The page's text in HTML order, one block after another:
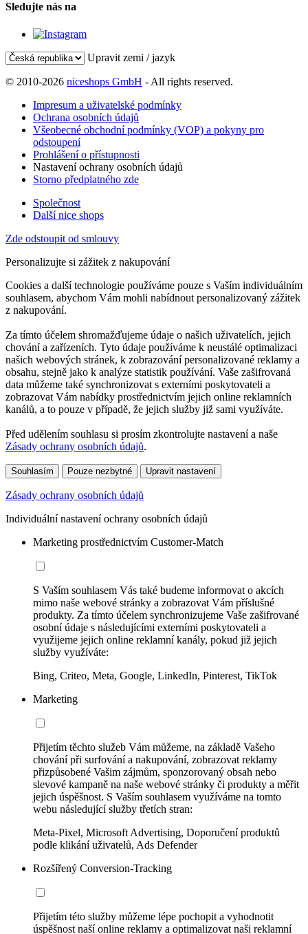
Sledujte nás na
Upravit zemi / jazyk
© 2010-2026 niceshops GmbH - All rights reserved.
Impresum a uživatelské podmínky
Ochrana osobních údajů
Všeobecné obchodní podmínky (VOP) a pokyny pro
odstoupení
Prohlášení o přístupnosti
Nastavení ochrany osobních údajů
Storno předplatného zde
Společnost
Další nice shops
Zde odstoupit od smlouvy
Personalizujte si zážitek z nakupování
Cookies a další technologie používáme pouze s Vaším individuálním
souhlasem, abychom Vám mohli nabídnout personalizovaný zážitek
z nakupování.
Za tímto účelem shromažďujeme údaje o našich uživatelích, jejich
chování a zařízeních. Tyto údaje používáme k neustálé optimalizaci
našich webových stránek, k zobrazování personalizované reklamy a
obsahu, stejně jako k analýze statistik používání. Vaše zašifrovaná
data můžeme také synchronizovat s externími poskytovateli a
zobrazovat Vám nabídky prostřednictvím jejich online reklamních
kanálů, a to pouze v případě, že jejich služby již sami využíváte.
Před udělením souhlasu si prosím zkontrolujte nastavení a naše
Zásady ochrany osobních údajů.
Souhlasím Pouze nezbytné Upravit nastavení
Zásady ochrany osobních údajů
Individuální nastavení ochrany osobních údajů
Marketing prostřednictvím Customer-Match
S Vaším souhlasem Vás také budeme informovat o akcích
mimo naše webové stránky a zobrazovat Vám příslušné
produkty. Za tímto účelem synchronizujeme Vaše zašifrované
osobní údaje s následujícími externími poskytovateli a
využijeme jejich online reklamní kanály, pokud již jejich
služby využíváte:
Bing, Criteo, Meta, Google, LinkedIn, Pinterest, TikTok
Marketing
Přijetím těchto služeb Vám můžeme, na základě Vašeho
chování při surfování a nakupování, zobrazovat reklamy
přizpůsobené Vašim zájmům, sponzorovaný obsah nebo
slevové kampaně na naše webové stránky či produkty a měřit
jejich úspěšnost. S Vaším souhlasem využíváme na tomto
webu následující služby třetích stran:
Meta-Pixel, Microsoft Advertising, Doporučení produktů
podle klikání uživatelů, Ads Defender
Rozšířený Conversion-Tracking
Přijetím této služby můžeme lépe pochopit a vyhodnotit
úspěšnost naší online reklamy a optimalizovat naši reklamní